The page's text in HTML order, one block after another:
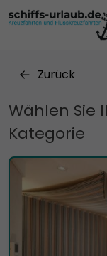
Zurück
Wählen Sie
Kategorie